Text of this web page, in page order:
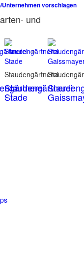
Unternehmen vorschlagen
und
Staudengärtnerei
Staudengärtnerei
Stade